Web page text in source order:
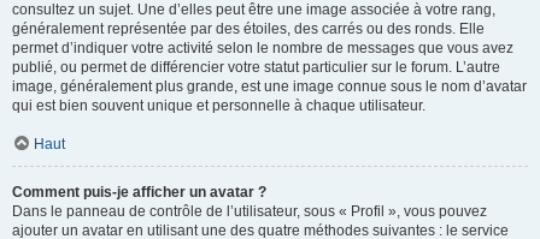
consultez un sujet. Une d’elles peut être une image associée à votre rang,
généralement représentée par des étoiles, des carrés ou des ronds. Elle
permet d’indiquer votre activité selon le nombre de messages que vous avez
publié, ou permet de différencier votre statut particulier sur le forum. L’autre
image, généralement plus grande, est une image connue sous le nom d’avatar
qui est bien souvent unique et personnelle à chaque utilisateur.
Haut
Comment puis-je afficher un avatar ?
Dans le panneau de contrôle de l’utilisateur, sous « Profil », vous pouvez
ajouter un avatar en utilisant une des quatre méthodes suivantes : le service